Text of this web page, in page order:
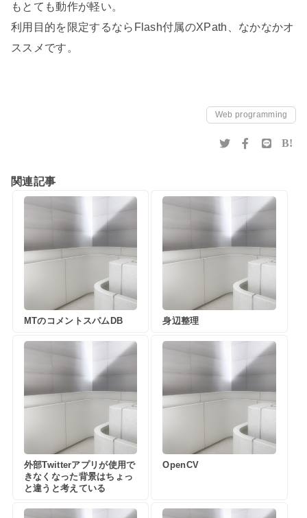
もとても動作が軽い。
利用目的を限定するならFlash付属のXPath、なかなかオ
ススメです。
Web programming
B!
関連記事
MTのコメントスパムDB 身辺整理
外部Twitterアプリが使用で
きなくなった背景はちょっ
と違うと考えている
OpenCV